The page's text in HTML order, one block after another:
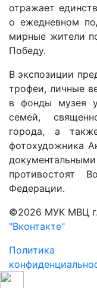
отражает
о ежедневном
мирные жители
Победу.
В экспозиции
трофеи, личные
в фонды музея
семей,
города, а
фотохудожника
противостоят
Федерации.
©2026 МУК МВЦ
"Вконтакте"
Политика